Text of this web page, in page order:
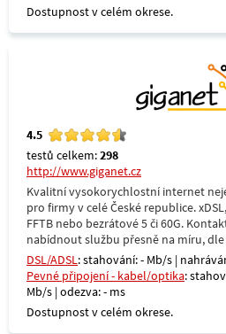
Dostupnost v celém okrese.
4.5
testů celkem:298
http://www.giganet.cz
Kvalitní vysokorychlostní internet
pro firmy v celé České republice.
FFTB nebo bezrátové 5 či 60G.
nabídnout službu přesně na míru, dle
DSL/ADSL: stahování: - Mb/s |
Pevné připojení - kabel/optika:
Mb/s | odezva: - ms
Dostupnost v celém okrese.